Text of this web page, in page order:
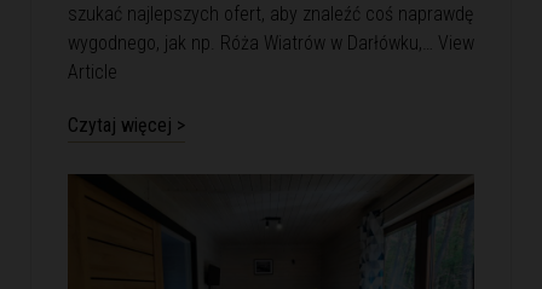
szukać najlepszych ofert, aby znaleźć coś naprawdę
wygodnego, jak np. Róża Wiatrów w Darłówku,… View
Article
Czytaj więcej >